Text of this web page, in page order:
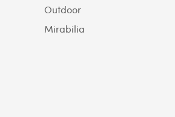
Outdoor
Mirabilia